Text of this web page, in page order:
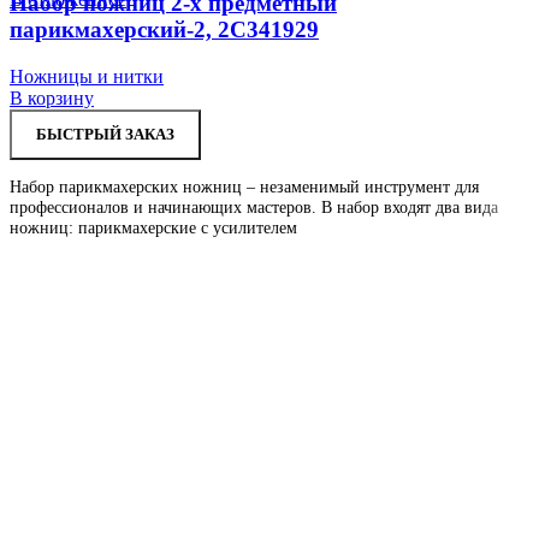
парикмахерский-2, 2С341929
Ножницы и нитки
В корзину
БЫСТРЫЙ ЗАКАЗ
Набор парикмахерских ножниц – незаменимый инструмент для
профессионалов и начинающих мастеров. В набор входят два вида
ножниц: парикмахерские с усилителем